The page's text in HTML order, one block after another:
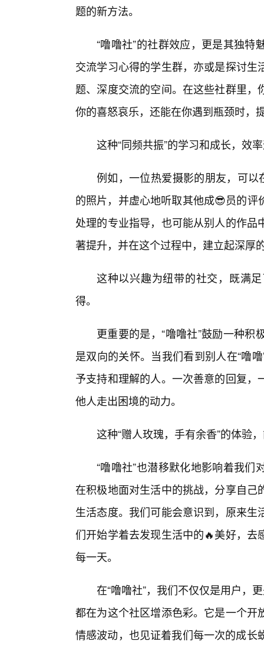
题的新方法。
“噜噜社”的社群效应，更是其独
交流学习心得的学生群，亦或是探讨
题、深度交流的空间。在这些社群里
你的喜怒哀乐，还能在你遇到瓶颈时，
这种“同频共振”的学习和成长，效
例如，一位热爱摄影的朋友，可以
的照片，并虚心地听取其他成😎员的
处理的专业指导，也可能从别人的作
著提升，并在这个过程中，建立起深厚
这种以兴趣为纽带的社交，既满
得。
更重要的是，“噜噜社”鼓励一种
是双向的关怀。当我们看到别人在“噜
予支持和理解的人。一次善意的回复
他人走出困境的动力。
这种“赠人玫瑰，手有余香”的体验
“噜噜社”也潜移默化地影响着我
在积极地面对生活中的挑战，分享自
生活态度。我们可能会意识到，原来
们开始学着去发现生活中的🔥美好，
每一天。
在“噜噜社”，我们不仅仅是用户，
都在为这个社区增添色彩。它是一个
情感波动，也见证着我们每一次的成